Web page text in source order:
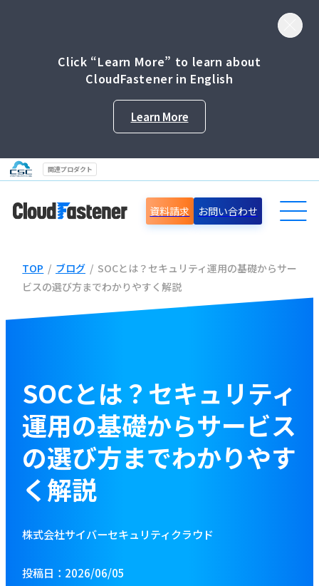
Click “Learn More” to learn about
CloudFastener in English
Learn More
関連プロダクト
導入事例
セミナー情報
ブログ
資料をダウンロードする
資料請求 お問い合わせ
TOP / ブログ / SOCとは？セキュリティ運用の基礎からサー
ビスの選び方までわかりやすく解説
SOCとは？セキュリティ
運用の基礎からサービス
の選び方までわかりやす
く解説
株式会社サイバーセキュリティクラウド
投稿日：2026/06/05